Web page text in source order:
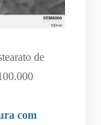
de
com